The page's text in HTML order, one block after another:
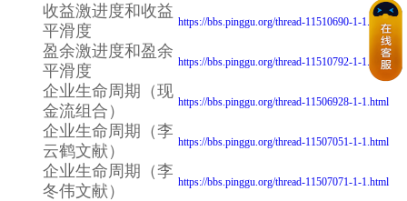
收益激进度和收益
平滑度
https://bbs.pinggu.org/thread-11510690-1-1.html
盈余激进度和盈余
平滑度
https://bbs.pinggu.org/thread-11510792-1-1.html
企业生命周期（现
金流组合）
https://bbs.pinggu.org/thread-11506928-1-1.html
企业生命周期（李
云鹤文献）
https://bbs.pinggu.org/thread-11507051-1-1.html
企业生命周期（李
冬伟文献）
https://bbs.pinggu.org/thread-11507071-1-1.html